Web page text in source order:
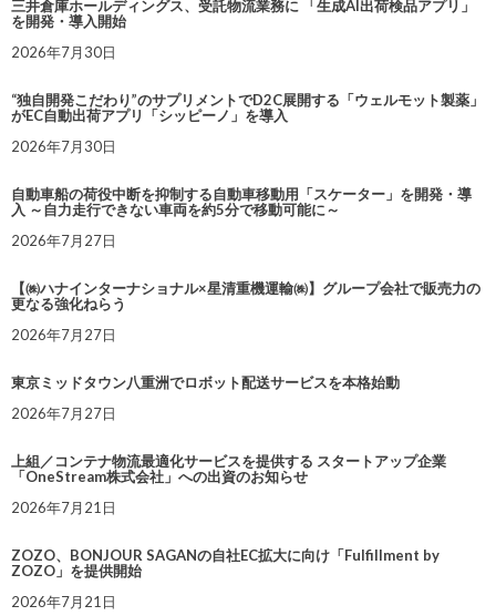
三井倉庫ホールディングス、受託物流業務に 「生成AI出荷検品アプリ」
を開発・導入開始
2026年7月30日
“独自開発こだわり”のサプリメントでD2C展開する「ウェルモット製薬」
がEC自動出荷アプリ「シッピーノ」を導入
2026年7月30日
自動車船の荷役中断を抑制する自動車移動用「スケーター」を開発・導
入 ～自力走行できない車両を約5分で移動可能に～
2026年7月27日
【㈱ハナインターナショナル×星清重機運輸㈱】グループ会社で販売力の
更なる強化ねらう
2026年7月27日
東京ミッドタウン八重洲でロボット配送サービスを本格始動
2026年7月27日
上組／コンテナ物流最適化サービスを提供する スタートアップ企業
「OneStream株式会社」への出資のお知らせ
2026年7月21日
ZOZO、BONJOUR SAGANの自社EC拡大に向け「Fulfillment by
ZOZO」を提供開始
2026年7月21日